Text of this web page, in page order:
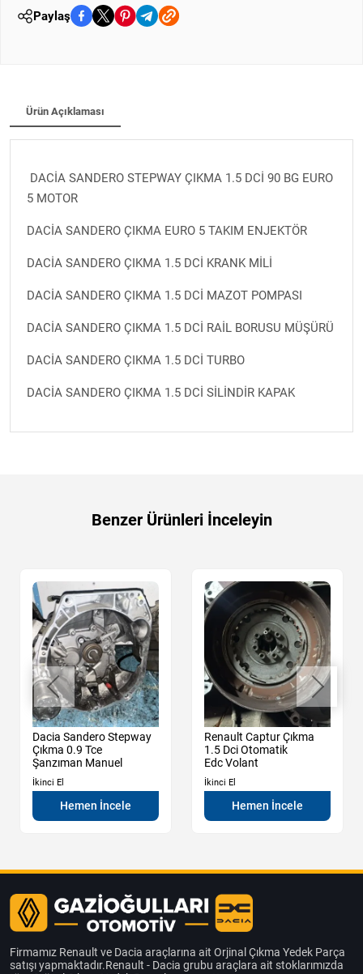
Paylaş
Ürün Açıklaması
DACİA SANDERO STEPWAY ÇIKMA 1.5 DCİ 90 BG EURO
5 MOTOR
DACİA SANDERO ÇIKMA EURO 5 TAKIM ENJEKTÖR
DACİA SANDERO ÇIKMA 1.5 DCİ KRANK MİLİ
DACİA SANDERO ÇIKMA 1.5 DCİ MAZOT POMPASI
DACİA SANDERO ÇIKMA 1.5 DCİ RAİL BORUSU MÜŞÜRÜ
DACİA SANDERO ÇIKMA 1.5 DCİ TURBO
DACİA SANDERO ÇIKMA 1.5 DCİ SİLİNDİR KAPAK
Benzer Ürünleri İnceleyin
Dacia Sandero Stepway
Çıkma 0.9 Tce
Şanzıman Manuel
İkinci El
Hemen İncele
Renault Captur Çıkma
1.5 Dci Otomatik
Edc Volant
İkinci El
Hemen İncele
Firmamız Renault ve Dacia araçlarına ait Orjinal Çıkma Yedek Parça
satışı yapmaktadır.Renault - Dacia grubu araçlara ait stoklarımızda